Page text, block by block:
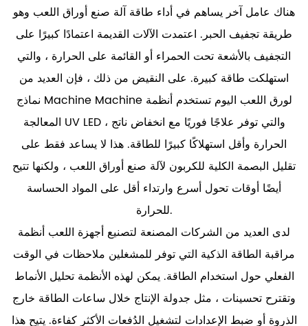
هناك عامل آخر يساهم في أداء طاقة آلة صنع أوراق اللعب وهو
طريقة تجفيف الحبر. اعتمدت الآلات القديمة اعتمادًا كبيرًا على
التجفيف بالأشعة تحت الحمراء أو القائمة على الحرارة ، والتي
استهلكت طاقة كبيرة. على النقيض من ذلك ، فإن العديد من
نماذج Machine Machine لورق اللعب اليوم تستخدم أنظمة
المعالجة UV LED ، والتي توفر علاجًا فوريًا مع انخفاض ناتج
الحرارة وأقل استهلاكًا كبيرًا للطاقة. هذا لا يساعد فقط على
تقليل البصمة الكلية للكربون لآلة صنع أوراق اللعب ، ولكنها تتيح
أيضًا أوقات تحول أسرع وارتداء أقل على المواد الحساسة
للحرارة.
لدى العديد من الشركات المصنعة لتصنيع أجهزة اللعب أنظمة
مراقبة الطاقة الذكية التي توفر للمشغلين ملاحظات في الوقت
الفعلي حول استخدام الطاقة. يمكن لهذه الأنظمة تحليل الأنماط
وتقترح تحسينات ، مثل جدولة الإنتاج خلال ساعات الطاقة خارج
الذروة أو ضبط الإعدادات لتشغيل الدُفعات الأكثر كفاءة. يتيح هذا